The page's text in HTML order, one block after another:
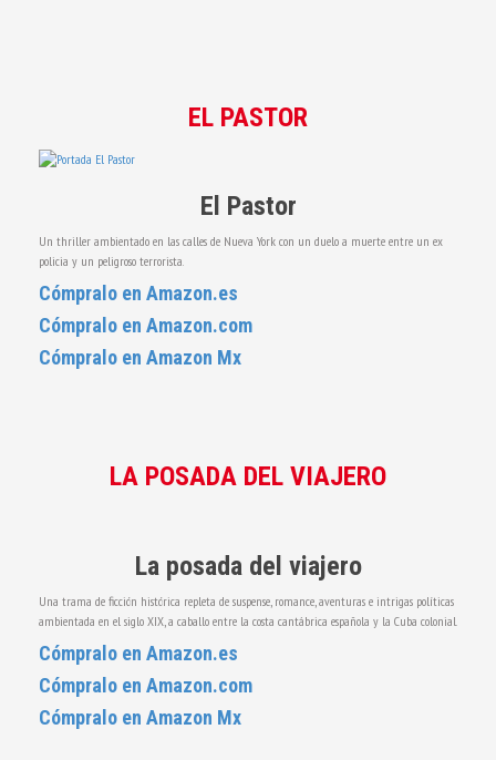
EL PASTOR
El Pastor
Un thriller ambientado en las calles de Nueva York con un duelo a muerte entre un ex
policia y un peligroso terrorista.
Cómpralo en Amazon.es
Cómpralo en Amazon.com
Cómpralo en Amazon Mx
LA POSADA DEL VIAJERO
La posada del viajero
Una trama de ficción histórica repleta de suspense, romance, aventuras e intrigas políticas
ambientada en el siglo XIX, a caballo entre la costa cantábrica española y la Cuba colonial.
Cómpralo en Amazon.es
Cómpralo en Amazon.com
Cómpralo en Amazon Mx